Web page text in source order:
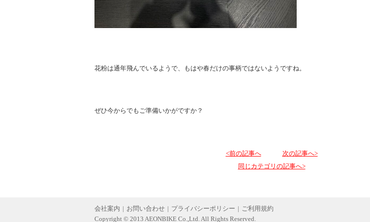
花粉は通年飛んでいるようで、もはや春だけの事柄ではないようですね。
ぜひ今からでもご準備いかがですか？
<前の記事へ
次の記事へ>
同じカテゴリの記事へ>
会社案内 | お問い合わせ | プライバシーポリシー | ご利用規約
Copyright © 2013 AEONBIKE Co.,Ltd. All Rights Reserved.